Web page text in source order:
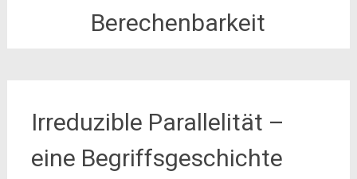
Berechenbarkeit
Irreduzible Parallelität –
eine Begriffsgeschichte